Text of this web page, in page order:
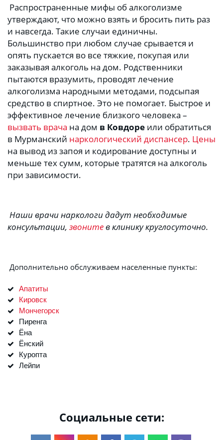
утверждают, что можно взять и бросить пить раз
и навсегда. Такие случаи единичны.
Большинство при любом случае срывается и
опять пускается во все тяжкие, покупая или
заказывая алкоголь на дом. Родственники
пытаются вразумить, проводят лечение
алкоголизма народными методами, подсыпая
средство в спиртное. Это не помогает. Быстрое и
вызвать врача на дом в Ковдоре или обратиться
в Мурманский наркологический диспансер. Цены
на вывод из запоя и кодирование доступны и
меньше тех сумм, которые тратятся на алкоголь
при зависимости.
консультации, звоните в клинику круглосуточно.
Дополнительно обслуживаем населенные пункты:
Апатиты
Кировск
Мончегорск
Пиренга
Ёна
Ёнский
Куропта
Лейпи
Социальные сети: